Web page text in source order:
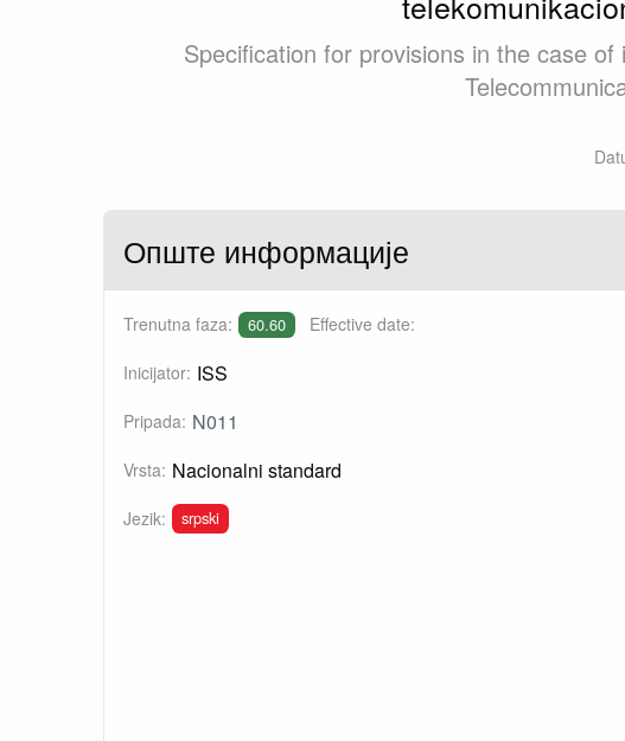
Specification for provisions in the case
Опште информације
Trenutna faza: 60.60 Effective date:
Inicijator: ISS
Pripada: N011
Vrsta: Nacionalni standard
Jezik: srpski